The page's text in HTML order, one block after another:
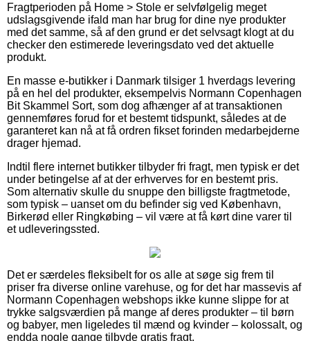
Fragtperioden på Home > Stole er selvfølgelig meget
udslagsgivende ifald man har brug for dine nye produkter
med det samme, så af den grund er det selvsagt klogt at du
checker den estimerede leveringsdato ved det aktuelle
produkt.
En masse e-butikker i Danmark tilsiger 1 hverdags levering
på en hel del produkter, eksempelvis Normann Copenhagen
Bit Skammel Sort, som dog afhænger af at transaktionen
gennemføres forud for et bestemt tidspunkt, således at de
garanteret kan nå at få ordren fikset forinden medarbejderne
drager hjemad.
Indtil flere internet butikker tilbyder fri fragt, men typisk er det
under betingelse af at der erhverves for en bestemt pris.
Som alternativ skulle du snuppe den billigste fragtmetode,
som typisk – uanset om du befinder sig ved København,
Birkerød eller Ringkøbing – vil være at få kørt dine varer til
et udleveringssted.
Det er særdeles fleksibelt for os alle at søge sig frem til
priser fra diverse online varehuse, og for det har massevis af
Normann Copenhagen webshops ikke kunne slippe for at
trykke salgsværdien på mange af deres produkter – til børn
og babyer, men ligeledes til mænd og kvinder – kolossalt, og
endda nogle gange tilbyde gratis fragt.